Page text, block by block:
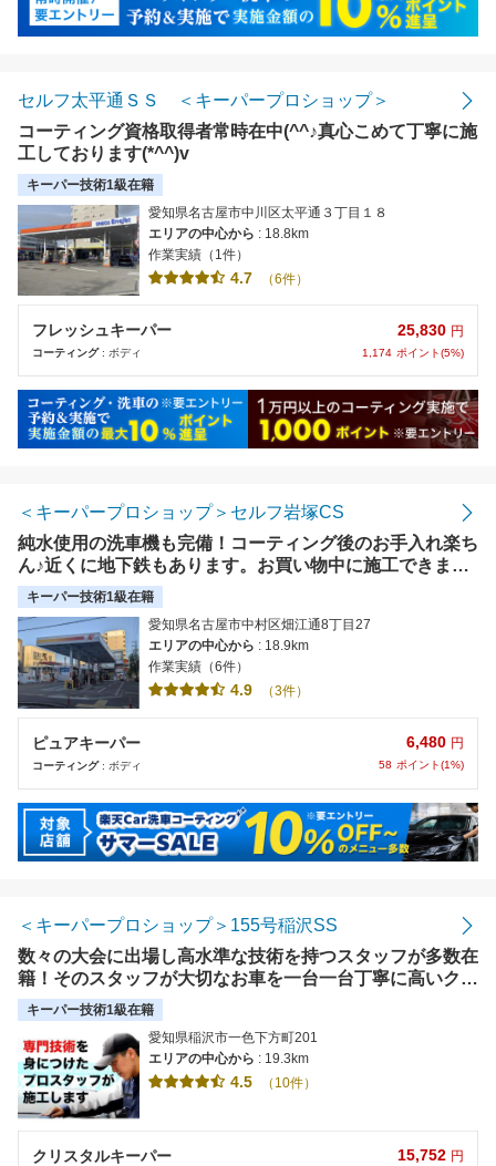
セルフ太平通ＳＳ ＜キーパープロショップ＞
コーティング資格取得者常時在中(^^♪真心こめて丁寧に施
工しております(*^^)v
キーパー技術1級在籍
愛知県名古屋市中川区太平通３丁目１８
エリアの中心から : 18.8km
作業実績（1件）
4.7 （6件）
フレッシュキーパー
コーティング: ボディ
25,830 円
1,174 ポイント(5%)
＜キーパープロショップ＞セルフ岩塚CS
純水使用の洗車機も完備！コーティング後のお手入れ楽ち
ん♪近くに地下鉄もあります。お買い物中に施工できま
す！ご来店お待ちしております。【使えます】楽天ペイ・
PayPay
キーパー技術1級在籍
愛知県名古屋市中村区畑江通8丁目27
エリアの中心から : 18.9km
作業実績（6件）
4.9 （3件）
ピュアキーパー
コーティング: ボディ
6,480 円
58 ポイント(1%)
＜キーパープロショップ＞155号稲沢SS
数々の大会に出場し高水準な技術を持つスタッフが多数在
籍！そのスタッフが大切なお車を一台一台丁寧に高いクオ
リティで施工いたします。
キーパー技術1級在籍
愛知県稲沢市一色下方町201
エリアの中心から : 19.3km
4.5 （10件）
クリスタルキーパー 15,752 円